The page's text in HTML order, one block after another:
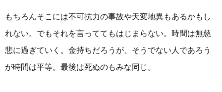
もちろんそこには不可抗力の事故や天変地異もあるかもし
れない。でもそれを言っててもはじまらない。時間は無慈
悲に過ぎていく。金持ちだろうが、そうでない人であろう
が時間は平等。最後は死ぬのもみな同じ。